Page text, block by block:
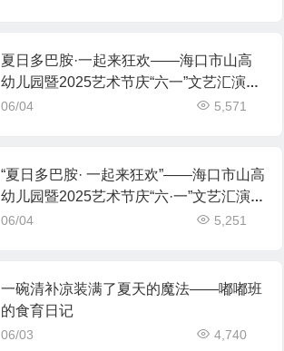
夏日多巴胺·一起来狂欢——海口市山高
幼儿园暨2025艺术节庆“六一”文艺汇演小
班组专场
06/04 5,571
“夏日多巴胺· 一起来狂欢”——海口市山高
幼儿园暨2025艺术节庆“六·一”文艺汇演中
班组专场
06/04 5,251
一碗清补凉装满了夏天的魔法——嘟嘟班
的食育日记
06/03 4,740